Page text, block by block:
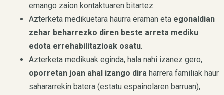
emango zaion kontaktuaren bitartez.
Azterketa medikuetara haurra eraman eta egonaldian
zehar beharrezko diren beste arreta mediku
edota errehabilitazioak osatu.
Azterketa medikuak eginda, hala nahi izanez gero,
oporretan joan ahal izango dira harrera familiak haur
sahararrekin batera (estatu espainolaren barruan),